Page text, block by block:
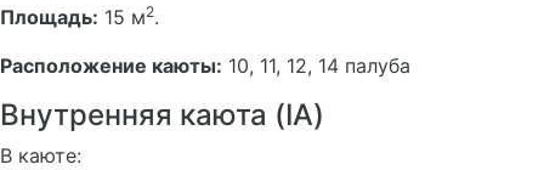
Площадь: 15 м2.
Расположение каюты: 10, 11, 12, 14 палуба
Внутренняя каюта (IA)
В каюте: